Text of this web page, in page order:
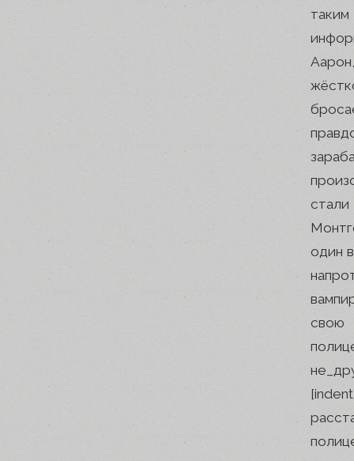
один
свою